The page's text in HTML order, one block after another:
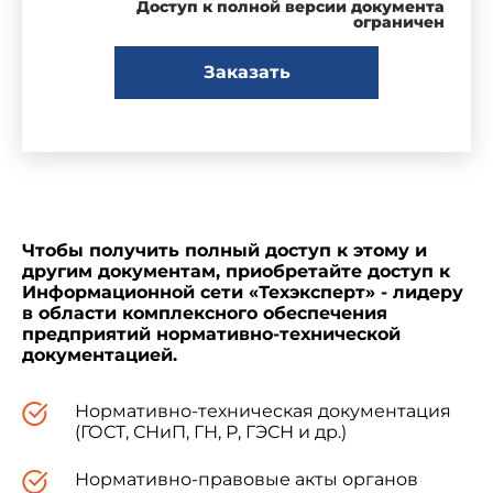
технических устройств, применяемых на
опасных производственных объектах,
ХРАНЕНИЯ И ПЕРЕРАБОТКИ ЗЕРНА
2.1.Авариями являются происшествия, в
результате которых произошло разрушение
сооружений и (или) технических устройств,
применяемых на опасных производственных
(или) выбросы опасных веществ.
2.2. К авариям относятся:
Доступ к полной версии документа
ограничен
Заказать
Чтобы получить полный доступ к этому и
другим документам, приобретайте доступ к
Информационной сети «Техэксперт» - лидеру
в области комплексного обеспечения
предприятий нормативно-технической
документацией.
Нормативно-техническая документация
(ГОСТ, СНиП, ГН, Р, ГЭСН и др.)
Нормативно-правовые акты органов